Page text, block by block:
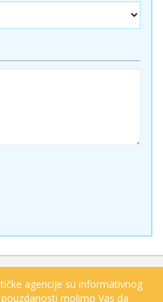
agencije su informativnog
molimo Vas da